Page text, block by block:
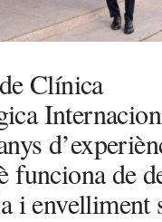
Clínica
funciona de
i envelliment